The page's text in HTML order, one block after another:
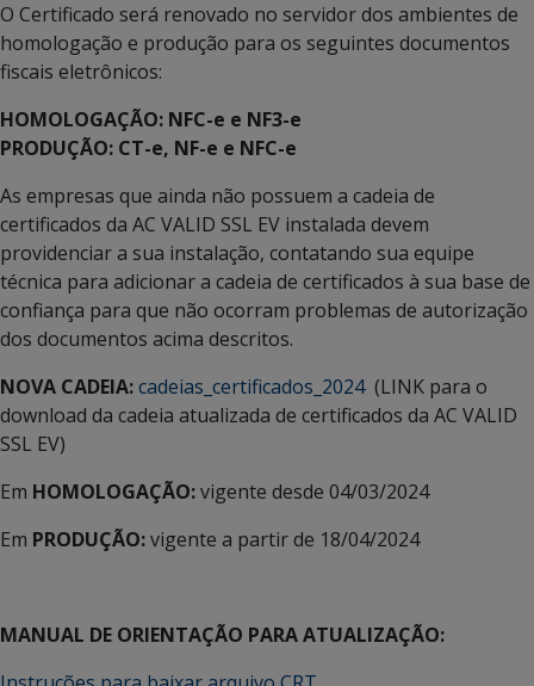
O Certificado será renovado no servidor dos ambientes de
homologação e produção para os seguintes documentos
fiscais eletrônicos:
HOMOLOGAÇÃO: NFC-e e NF3-e
PRODUÇÃO: CT-e, NF-e e NFC-e
As empresas que ainda não possuem a cadeia de
certificados da AC VALID SSL EV instalada devem
providenciar a sua instalação, contatando sua equipe
técnica para adicionar a cadeia de certificados à sua base de
confiança para que não ocorram problemas de autorização
dos documentos acima descritos.
NOVA CADEIA:cadeias_certificados_2024 (LINK para o
download da cadeia atualizada de certificados da AC VALID
SSL EV)
Em HOMOLOGAÇÃO:vigente desde 04/03/2024
Em PRODUÇÃO:vigente a partir de 18/04/2024
MANUAL DE ORIENTAÇÃO PARA ATUALIZAÇÃO: